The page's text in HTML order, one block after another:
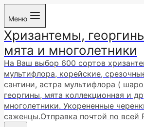
Перейти
содержимому
Меню
Хризантемы,
мята и многолетники
На Ваш выбор 600 сортов
мультифлора, корейские,
сантини, астра мультифлора (
георгины, мята коллекционная и
многолетники. Укорененные
саженцы.Отправка почтой по всей